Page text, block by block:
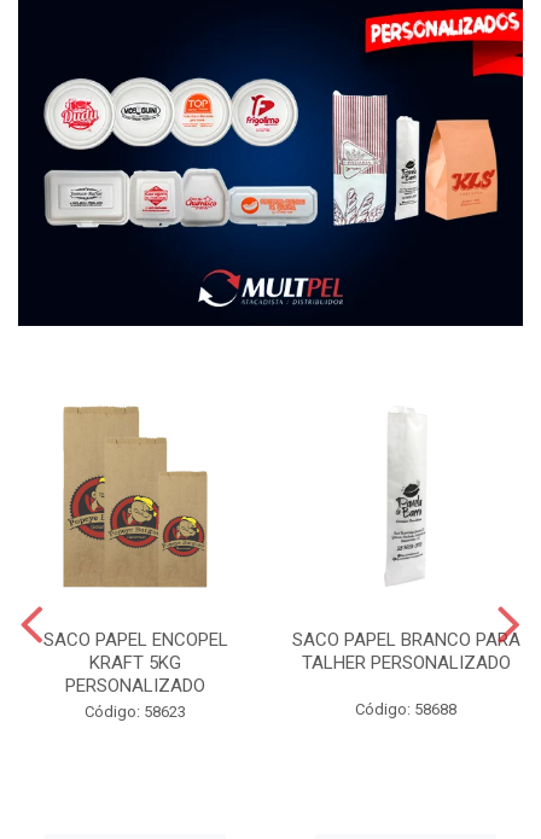
SACO PAPEL ENCOPEL
KRAFT 5KG
PERSONALIZADO
Código: 58623
SACO PAPEL BRANCO PARA
TALHER PERSONALIZADO
Código: 58688